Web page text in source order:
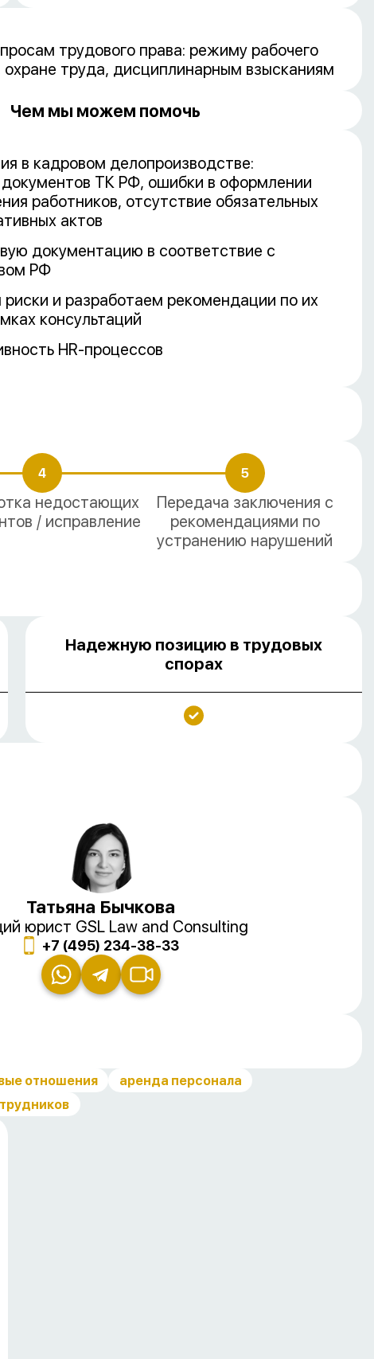
трудового права: режиму рабочего
труда, дисциплинарным взысканиям
Чем мы можем помочь
в кадровом делопроизводстве:
документов ТК РФ, ошибки в оформлении
работников, отсутствие обязательных
актов
документацию в соответствие с
РФ
и разработаем рекомендации по их
консультаций
HR-процессов
4
недостающих
/ исправление
5
Передача заключения с
рекомендациями по
устранению нарушений
Надежную позицию в трудовых
спорах
Татьяна Бычкова
юрист GSL Law and Consulting
+7 (495) 234-38-33
отношения
аренда персонала